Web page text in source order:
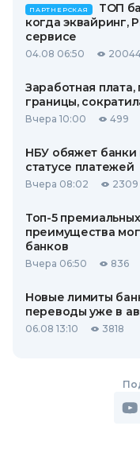
ПАРТНЕРСКАЯ
ТОП
когда эквайринг,
сервисе
04.08 06:50
Заработная
границы,
Вчера 10:00 499
НБУ обяжет банки
статусе платежей
Вчера 08:02 2309
Топ-5
преимущества
банков
Вчера 06:50 836
Новые лимиты
переводы уже в
06.08 13:10 3818